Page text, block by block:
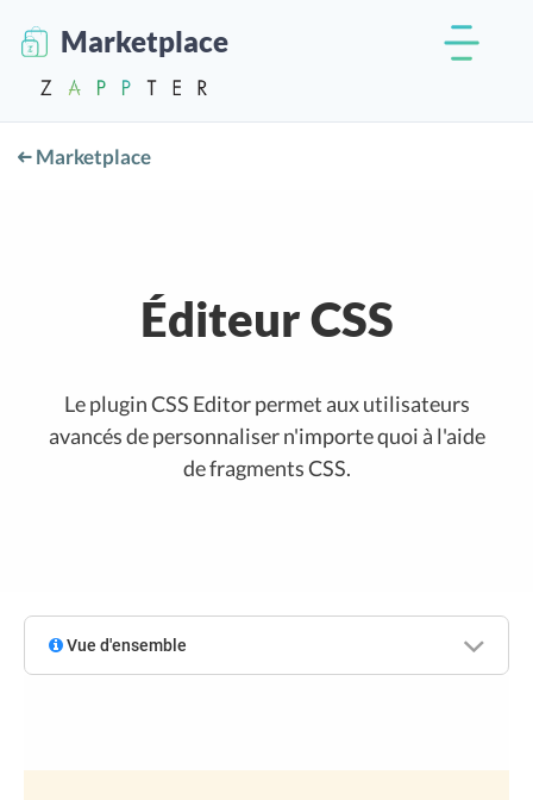
Marketplace
Marketplace
Éditeur CSS
Le plugin CSS Editor permet aux utilisateurs
avancés de personnaliser n'importe quoi à l'aide
de fragments CSS.
Vue d'ensemble